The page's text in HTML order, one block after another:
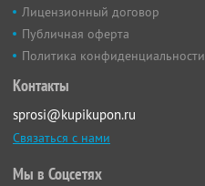
Лицензионный договор
Публичная оферта
Политика конфиденциальности
Контакты
sprosi@kupikupon.ru
Связаться с нами
Мы в Соцсетях